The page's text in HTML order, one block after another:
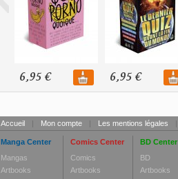
6,95 € 6,95 €
Accueil | Mon compte | Les mentions légales |
Manga Center
Mangas
Artbooks
Comics Center
Comics
Artbooks
BD Center
BD
Artbooks